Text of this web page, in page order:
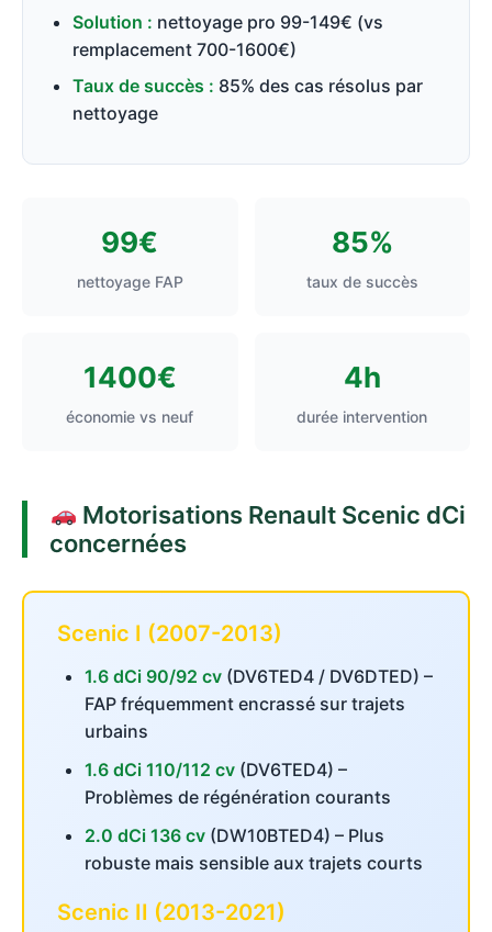
Solution : nettoyage pro 99-149€ (vs
remplacement 700-1600€)
Taux de succès : 85% des cas résolus par
nettoyage
99€
nettoyage FAP
85%
taux de succès
1400€
économie vs neuf
4h
durée intervention
Motorisations Renault Scenic dCi
concernées
Scenic I (2007-2013)
1.6 dCi 90/92 cv (DV6TED4 / DV6DTED) –
FAP fréquemment encrassé sur trajets
urbains
1.6 dCi 110/112 cv (DV6TED4) –
Problèmes de régénération courants
2.0 dCi 136 cv (DW10BTED4) – Plus
robuste mais sensible aux trajets courts
Scenic II (2013-2021)